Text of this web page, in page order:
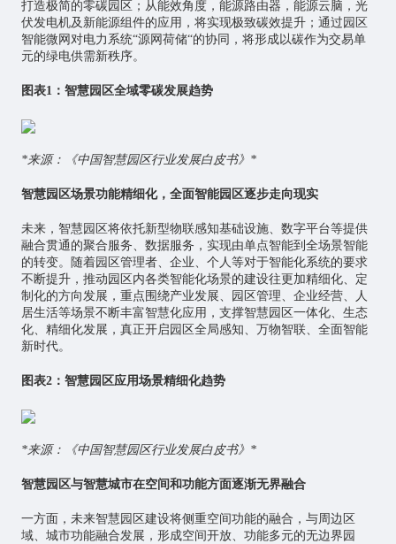
打造极简的零碳园区；从能效角度，能源路由器，能源云脑，光
伏发电机及新能源组件的应用，将实现极致碳效提升；通过园区
智能微网对电力系统“源网荷储“的协同，将形成以碳作为交易单
元的绿电供需新秩序。
图表1：智慧园区全域零碳发展趋势
*来源：《中国智慧园区行业发展白皮书》*
智慧园区场景功能精细化，全面智能园区逐步走向现实
未来，智慧园区将依托新型物联感知基础设施、数字平台等提供
融合贯通的聚合服务、数据服务，实现由单点智能到全场景智能
的转变。随着园区管理者、企业、个人等对于智能化系统的要求
不断提升，推动园区内各类智能化场景的建设往更加精细化、定
制化的方向发展，重点围绕产业发展、园区管理、企业经营、人
居生活等场景不断丰富智慧化应用，支撑智慧园区一体化、生态
化、精细化发展，真正开启园区全局感知、万物智联、全面智能
新时代。
图表2：智慧园区应用场景精细化趋势
*来源：《中国智慧园区行业发展白皮书》*
智慧园区与智慧城市在空间和功能方面逐渐无界融合
一方面，未来智慧园区建设将侧重空间功能的融合，与周边区
域、城市功能融合发展，形成空间开放、功能多元的无边界园